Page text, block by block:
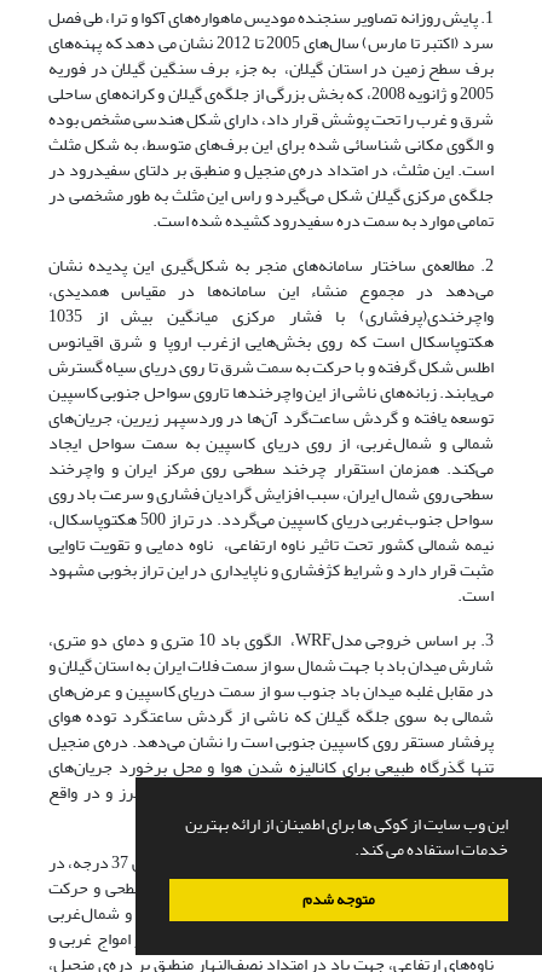
این وب سایت از کوکی ها برای اطمینان از ارائه بهترین
خدمات استفاده می کند.
متوجه شدم
1. پایش روزانه تصاویر سنجنده‌ مودیس ماهواره‌های آکوا و ترا، طی فصل
سرد (اکتبر تا مارس) سال‌های 2005 تا 2012 نشان می دهد که پهنه‌های
برف سطح زمین در استان گیلان، به جزء برف سنگین گیلان در فوریه
2005 و ژانویه 2008، که بخش بزرگی از جلگه‌ی گیلان و کرانه‌های ساحلی
شرق و غرب را تحت پوشش قرار داد، دارای شکل هندسی مشخص بوده
و ‌الگوی مکانی شناسائی شده برای این برف‌های متوسط، به شکل مثلث
است. این مثلث‌، در امتداد دره‌ی منجیل و منطبق بر دلتای سفیدرود در
جلگه‌ی مرکزی گیلان شکل می‌گیرد و راس این مثلث به طور مشخصی در
تمامی موارد به سمت دره سفیدرود کشیده شده است.
2. مطالعه‌ی ساختار سامانه‌های منجر به شکل‌گیری این پدیده نشان
می‌دهد در مجموع منشاء این سامانه‌ها در مقیاس همدیدی،
واچرخندی(پرفشاری‌) با فشار مرکزی میانگین بیش از 1035
هکتوپاسکال است که روی بخش‌هایی ازغرب اروپا و شرق اقیانوس
اطلس شکل گرفته و با حرکت به سمت شرق تا روی دریای سیاه گسترش
می‌یابند. زبانه‌های ناشی از این واچرخندها تاروی سواحل جنوبی کاسپین
توسعه یافته و گردش ساعت‌گرد آن‌ها در وردسپهر زیرین، جریان‌های
شمالی و شمال‌غربی، از روی دریای کاسپین به سمت سواحل ایجاد
می‌کند‌. همزمان استقرار چرخند سطحی روی مرکز ایران و واچرخند
سطحی روی شمال‌ ایران، سبب افزایش گرادیان فشاری و سرعت باد روی
سواحل جنوب‌غربی دریای کاسپین می‌گردد. در تراز 500 هکتوپاسکال،
نیمه شمالی کشور تحت تاثیر ناوه ارتفاعی، ناوه دمایی و تقویت تاوایی
مثبت قرار دارد و شرایط کژفشاری و ناپایداری در این تراز بخوبی مشهود
است.
3. بر اساس خروجی مدلWRF، الگوی باد 10 متری و دمای دو متری،
شارش میدان باد با جهت شمال سو از سمت فلات ایران به استان گیلان و
در مقابل غلبه میدان باد جنوب سو از سمت دریای کاسپین و عرض‌های
شمالی به سوی جلگه گیلان که ناشی از گردش ساعتگرد توده هوای
پرفشار مستقر روی کاسپین جنوبی است را نشان می‌دهد. دره‌ی منجیل
تنها گذرگاه طبیعی برای کانالیزه شدن هوا و محل برخورد جریان‌های
شمالی و جنوبی بین جلگه‌ی گیلان و بخش‌های جنوب البرز و در واقع
همگرایی مولفه‌های شمالی و جنوبی میدان باد است.
4. برش قائم باد مبین آن است در بالاتر از عرض جغرافیایی 37 درجه، در
ترازهای زیرین وردسپهر با توجه به حاکمیت واچرخند سطحی و حرکت
پادساعتگرد توده هوای پرفشار، غلبه جریان‌های شمالی و شمال‌غربی
مشاهده می‌شود. اما در وردسپهر میانی و فوقانی با عبور امواج غربی و
ناوه‌های ارتفاعی، جهت باد در امتداد نصف‌النهار منطبق بر دره‌ی منجیل،